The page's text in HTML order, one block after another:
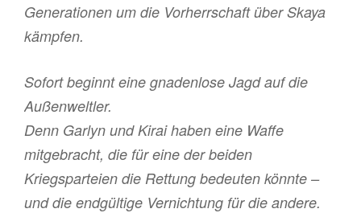
Generationen um die Vorherrschaft über Skaya
kämpfen.
Sofort beginnt eine gnadenlose Jagd auf die
Außenweltler.
Denn Garlyn und Kirai haben eine Waffe
mitgebracht, die für eine der beiden
Kriegsparteien die Rettung bedeuten könnte –
und die endgültige Vernichtung für die andere.